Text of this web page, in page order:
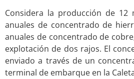
Considera la producción de 12
anuales de concentrado de
anuales de concentrado de
explotación de dos rajos. El
enviado a través de un
terminal de embarque en la